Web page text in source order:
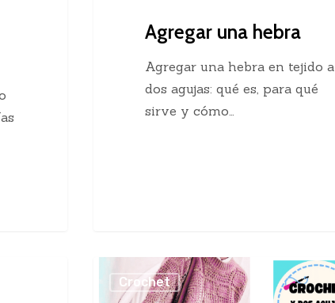
Agregar una hebra
Agregar una hebra en tejido a
dos agujas: qué es, para qué
sirve y cómo…
Crochet
Crochet